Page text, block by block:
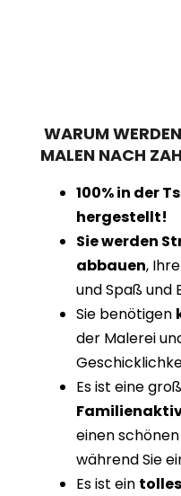
WARUM
MALEN NACH
100% in der
hergestellt!
Sie werden
abbauen,
und Spaß und
Sie benötigen
der Malerei
Es ist eine
einen
während Sie
Es ist ein